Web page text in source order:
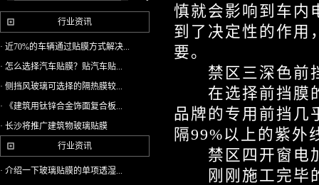
行业资讯
· 近70%的车辆通过贴膜方式解决...
· 怎么选择汽车贴膜？贴汽车贴...
· 侧挡风玻璃可选择的隔热膜较...
· 《建筑用钛锌合金饰面复合板...
· 长沙将推广建筑物玻璃贴膜
行业资讯
· 介绍一下玻璃贴膜的单项透湿...
慎就会影响到车内
到了决定性的作用
要。
禁区三深色前
在选择前挡膜的
品牌的专用前挡几
隔99%以上的紫外
禁区四开窗电
刚刚施工完毕的